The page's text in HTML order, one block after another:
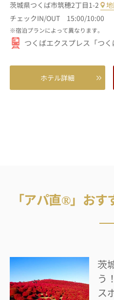
茨城県つくば市筑穂2丁目1-2
チェックIN/OUT 15:00/10:00
宿泊プランによって異なります。
つくばエクスプレス「つ
ホテル詳細
「アパ直®」お
茨
う
ス